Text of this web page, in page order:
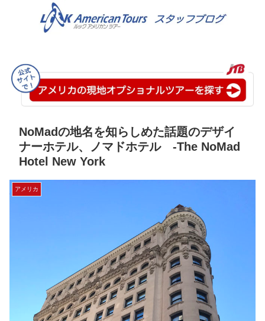
NoMadの地名を知らしめた話題のデザイ
ナーホテル、ノマドホテル -The NoMad
Hotel New York
アメリカ